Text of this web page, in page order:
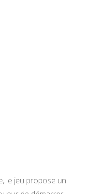
le jeu propose un